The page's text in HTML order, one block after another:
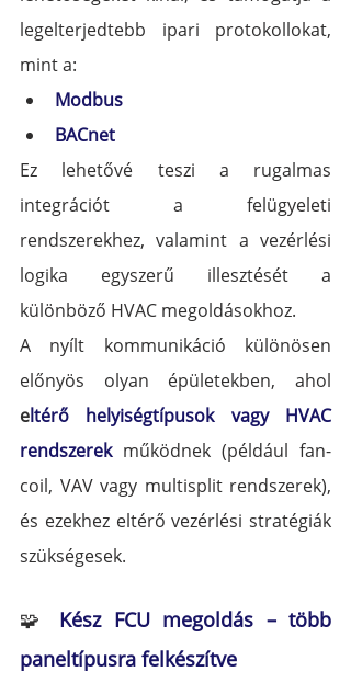
legelterjedtebb ipari protokollokat,
mint a:
Modbus
BACnet
Ez lehetővé teszi a rugalmas
integrációt a felügyeleti
rendszerekhez, valamint a vezérlési
logika egyszerű illesztését a
különböző HVAC megoldásokhoz.
A nyílt kommunikáció különösen
eltérő helyiségtípusok vagy HVAC
rendszerek működnek (például fan-
coil, VAV vagy multisplit rendszerek),
és ezekhez eltérő vezérlési stratégiák
szükségesek.
🧩 Kész FCU megoldás – több
paneltípusra felkészítve